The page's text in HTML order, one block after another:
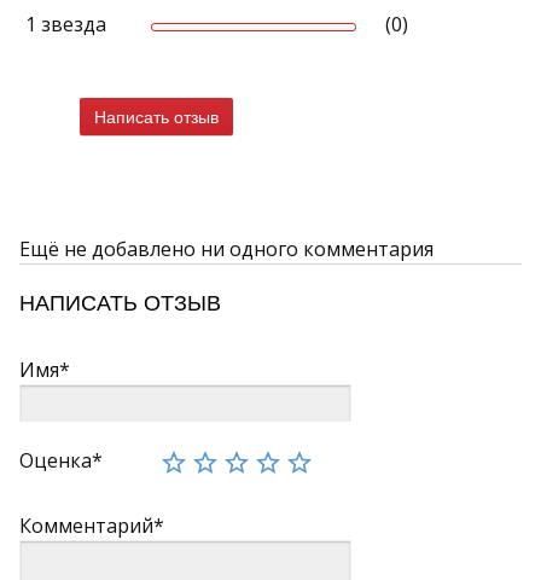
1 звезда (0)
Написать отзыв
Ещё не добавлено ни одного комментария
НАПИСАТЬ ОТЗЫВ
Имя*
Оценка*
Комментарий*